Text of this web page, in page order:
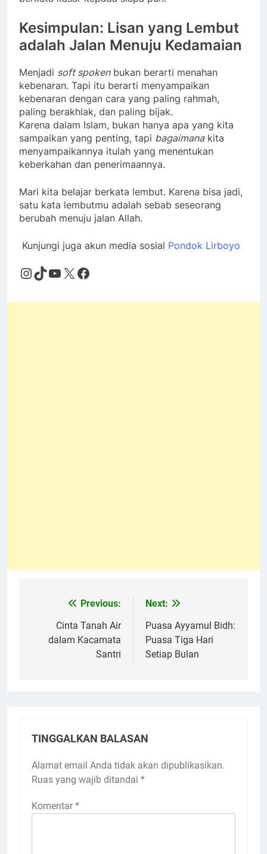
Kesimpulan: Lisan yang Lembut
adalah Jalan Menuju Kedamaian
Menjadi soft spokenbukan berarti menahan
kebenaran. Tapi itu berarti menyampaikan
kebenaran dengan cara yang paling rahmah,
paling berakhlak, dan paling bijak.
Karena dalam Islam, bukan hanya apa yang kita
sampaikan yang penting, tapi bagaimanakita
menyampaikannya itulah yang menentukan
keberkahan dan penerimaannya.
Mari kita belajar berkata lembut. Karena bisa jadi,
satu kata lembutmu adalah sebab seseorang
berubah menuju jalan Allah.
Kunjungi juga akun media sosial Pondok Lirboyo
Instagram
TikTok
YouTube
X Facebook
NavigasiPrevious:
Cinta Tanah Air
dalam Kacamata
Santri
Next:
Puasa Ayyamul Bidh:
Puasa Tiga Hari
Setiap Bulan
TINGGALKAN BALASAN
Alamat email Anda tidak akan dipublikasikan.
Ruas yang wajib ditandai *
Komentar *